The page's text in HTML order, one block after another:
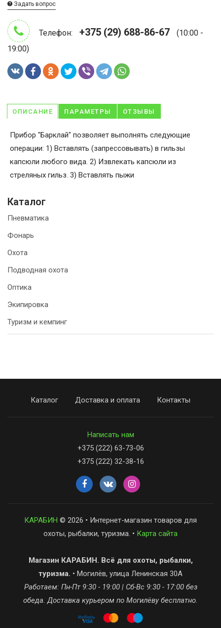
Задать вопрос
Телефон: +375 (29) 688-86-67
(10:00 -
19:00)
ОПИСАНИЕ ПАРАМЕТРЫ ОТЗЫВЫ
Прибор "Барклай" позволяет выполнять следующие
операции: 1) Вставлять (запрессовывать) в гильзы
капсюли любого вида. 2) Извлекать капсюли из
стреляных гильз. 3) Вставлять пыжи
Каталог
Пневматика
Фонарь
Охота
Подводная охота
Оптика
Экипировка
Туризм и кемпинг
Каталог Доставка и оплата Контакты
Написать нам
+375 (222) 63-73-06
+375 (222) 32-38-16
КАРАБИН © 2026 • Интернет-магазин товаров для
охоты, рыбалки, туризма. • Карта сайта
Магазин КАРАБИН. Всё для охоты, рыбалки,
туризма. • Могилёв, улица Ленинская 30А
Работаем: Пн-Пт 9:30 - 19:00 | Сб-Вс 9:30 - 17:00 без
обеда. Доставка курьером по Могилёву бесплатно.